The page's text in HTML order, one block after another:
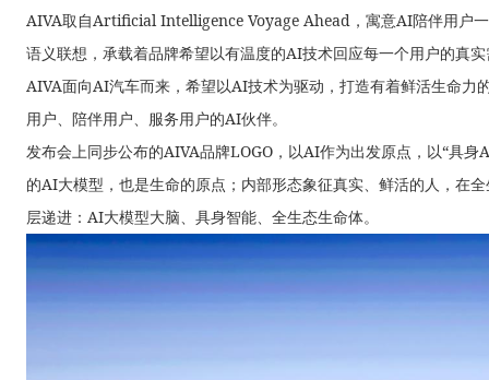
AIVA取自Artificial Intelligence Voyage Ahead，寓意AI陪伴用户
语义联想，承载着品牌希望以有温度的AI技术回应每一个用户的真
AIVA面向AI汽车而来，希望以AI技术为驱动，打造有着鲜活生命力
用户、陪伴用户、服务用户的AI伙伴。
发布会上同步公布的AIVA品牌LOGO，以AI作为出发原点，以“具
的AI大模型，也是生命的原点；内部形态象征真实、鲜活的人，在
层递进：AI大模型大脑、具身智能、全生态生命体。